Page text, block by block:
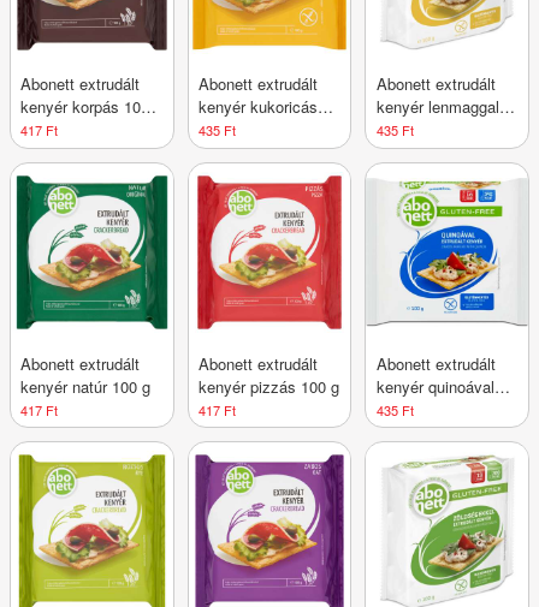
Abonett extrudált
kenyér korpás 100
g
417 Ft
Abonett extrudált
kenyér kukoricás
gluténmentes 100 g
435 Ft
Abonett extrudált
kenyér lenmaggal
gluténmentes 100 g
435 Ft
Abonett extrudált
kenyér natúr 100 g
417 Ft
Abonett extrudált
kenyér pizzás 100 g
417 Ft
Abonett extrudált
kenyér quinoával
gluténmentes 100 g
435 Ft